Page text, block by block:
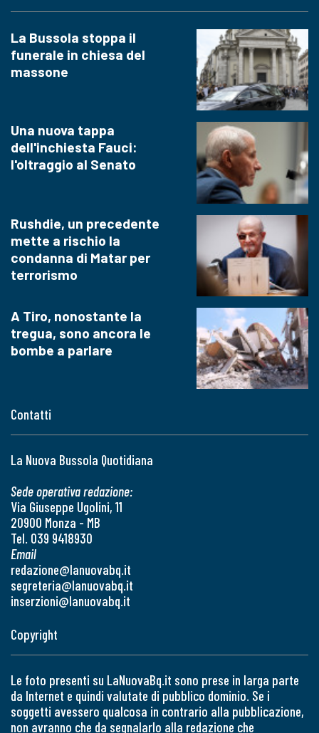
Contatti
La Nuova Bussola Quotidiana
Sede operativa redazione:
Via Giuseppe Ugolini, 11
20900 Monza - MB
Tel. 039 9418930
Email
redazione@lanuovabq.it
segreteria@lanuovabq.it
inserzioni@lanuovabq.it
La Bussola stoppa il
funerale in chiesa del
massone
Una nuova tappa
dell'inchiesta Fauci:
l'oltraggio al Senato
Rushdie, un precedente
mette a rischio la
condanna di Matar per
terrorismo
A Tiro, nonostante la
tregua, sono ancora le
bombe a parlare
Copyright
Le foto presenti su LaNuovaBq.it sono prese in larga parte
da Internet e quindi valutate di pubblico dominio. Se i
soggetti avessero qualcosa in contrario alla pubblicazione,
non avranno che da segnalarlo alla redazione che